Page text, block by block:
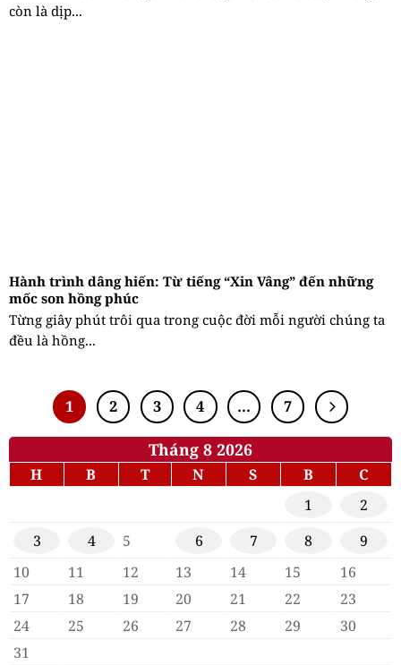
còn là dịp...
Hành trình dâng hiến: Từ tiếng “Xin Vâng” đến những
mốc son hồng phúc
Từng giây phút trôi qua trong cuộc đời mỗi người chúng ta
đều là hồng...
1 2 3 4 … 7
Tháng 8 2026
H B T N S B
C
1
2
3
4 5 6 7 8
9
10
11 12 13 14 15
16
17
18 19 20 21 22
23
24
25 26 27 28 29
30
31